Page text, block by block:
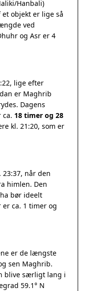
Hanbali)
objekt er lige så
ved
og Asr er 4
lige efter
er Maghrib
Dagens
ca. 18 timer og 28
kl. 21:20, som er
når den
himlen. Den
bør ideelt
ca. 1 timer og
er de længste
sen Maghrib.
blive særligt lang i
59.1° N